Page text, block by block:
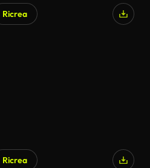
Ricrea
Ricrea